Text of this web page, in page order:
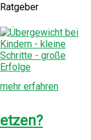
Ratgeber
mehr erfahren